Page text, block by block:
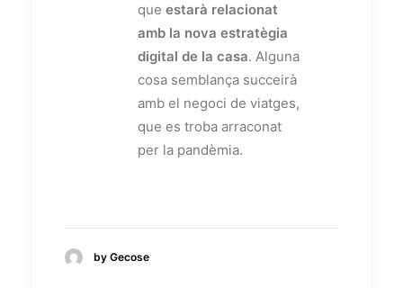
que estarà relacionat
amb la nova estratègia
digital de la casa. Alguna
cosa semblança succeirà
amb el negoci de viatges,
que es troba arraconat
per la pandèmia.
by Gecose